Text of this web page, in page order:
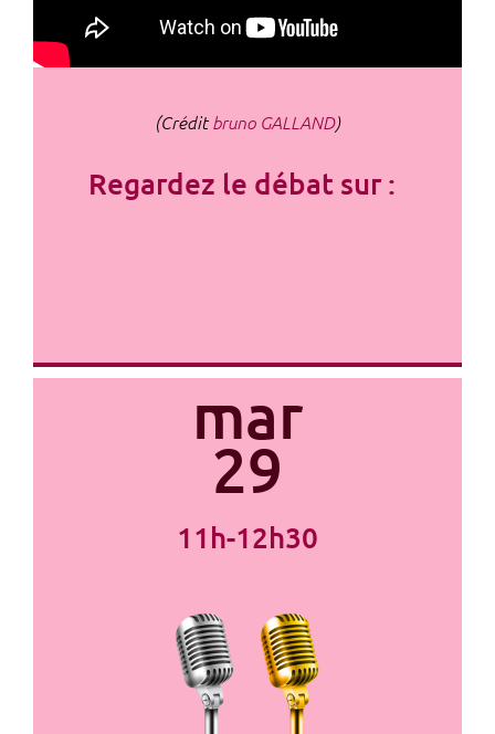
(Crédit bruno GALLAND)
Regardez le débat sur :
mar
29
11h-12h30